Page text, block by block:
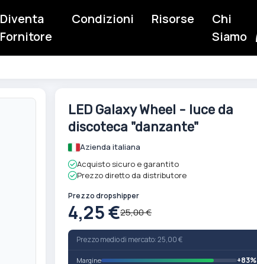
Diventa
Fornitore
Condizioni Risorse
Chi
Siamo
Vai
immagini
LED Galaxy Wheel - luce da
discoteca "danzante"
Azienda italiana
Acquisto sicuro e garantito
Prezzo diretto da distributore
Prezzo dropshipper
4,25 €25,00 €
Prezzo medio di mercato: 25,00 €
Margine +83%